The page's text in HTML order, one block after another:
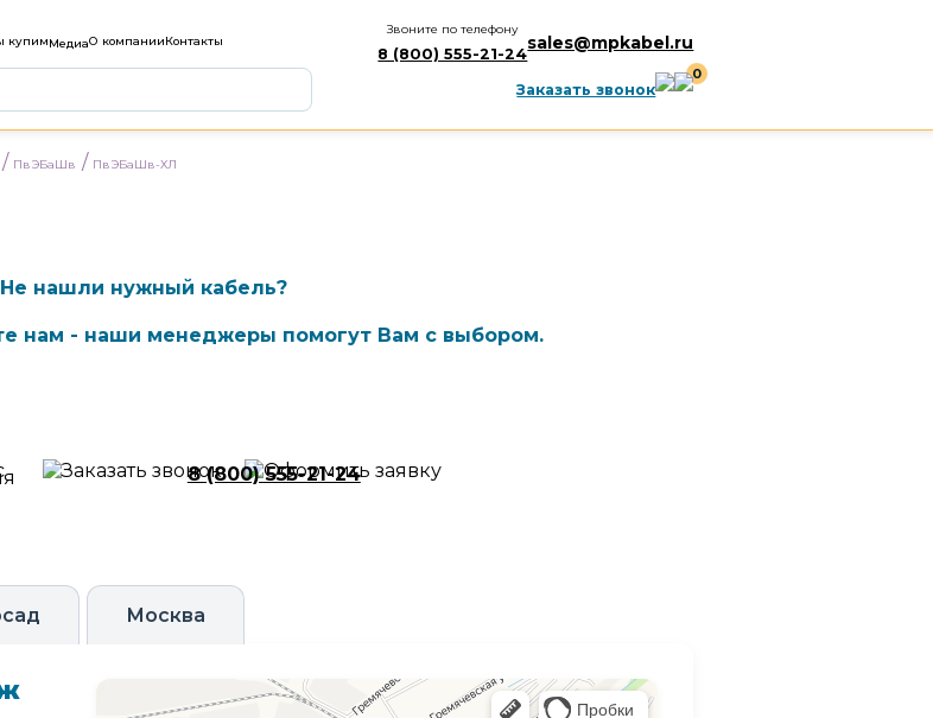
купимМедиаО компанииКонтакты
Звоните по телефону
8 (800) 555-21-24
sales@mpkabel.ru
Заказать звонок
0
/ ПвЭБаШв / ПвЭБаШв-ХЛ
Не нашли нужный кабель?
нам - наши менеджеры помогут Вам с выбором.
8 (800) 555-21-24
Москва